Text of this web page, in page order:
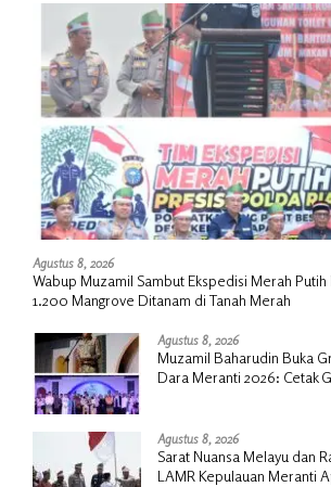
Agustus 8, 2026
Wabup Muzamil Sambut Ekspedisi Merah Putih
1.200 Mangrove Ditanam di Tanah Merah
Agustus 8, 2026
Muzamil Baharudin Buka
Dara Meranti 2026: Cetak
Agustus 8, 2026
Sarat Nuansa Melayu dan
LAMR Kepulauan Meranti